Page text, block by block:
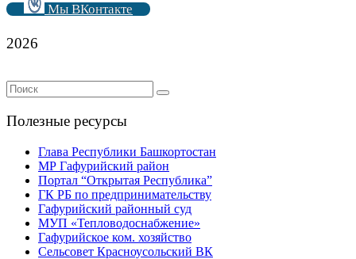
Мы ВКонтакте
2026
Полезные ресурсы
Глава Республики Башкортостан
МР Гафурийский район
Портал “Открытая Республика”
ГК РБ по предпринимательству
Гафурийский районный суд
МУП «Тепловодоснабжение»
Гафурийское ком. хозяйство
Сельсовет Красноусольский ВК